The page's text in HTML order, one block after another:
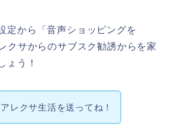
定から「音声ショッピングを
クサからのサブスク勧誘からを家
ょう！
レクサ生活を送ってね！